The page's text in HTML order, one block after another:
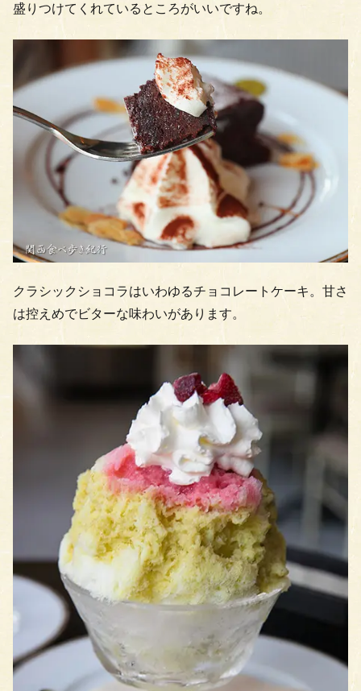
盛りつけてくれているところがいいですね。
クラシックショコラはいわゆるチョコレートケーキ。甘さ
は控えめでビターな味わいがあります。